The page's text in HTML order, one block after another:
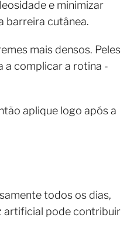
e minimizar
barreira cutânea.
mais densos. Peles
a complicar a rotina -
aplique logo após a
todos os dias,
artificial pode contribuir